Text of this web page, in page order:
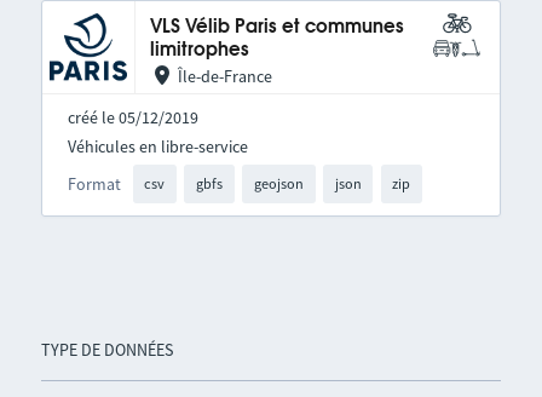
TYPE DE DONNÉES
VLS Vélib Paris et communes
limitrophes
Île-de-France
créé le 05/12/2019
Format csv gbfs geojson json zip
Véhicules en libre-service